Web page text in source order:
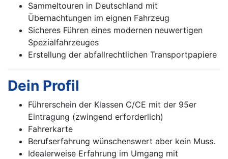
Sammeltouren in Deutschland mit
Übernachtungen im eignen Fahrzeug
Sicheres Führen eines modernen neuwertigen
Spezialfahrzeuges
Erstellung der abfallrechtlichen Transportpapiere
Dein Profil
Führerschein der Klassen C/CE mit der 95er
Eintragung (zwingend erforderlich)
Fahrerkarte
Berufserfahrung wünschenswert aber kein Muss.
Idealerweise Erfahrung im Umgang mit